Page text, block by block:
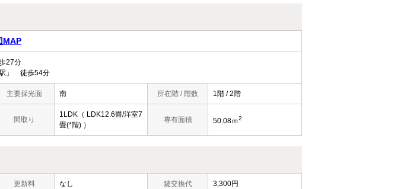
MAP
27分
」 徒歩54分
主要採光面 南 所在階 / 階数 1階 / 2階
間取り
1LDK（ LDK12.6畳/洋室7
畳(*階) ）
専有面積 50.08ｍ2
更新料 なし 鍵交換代 3,300円